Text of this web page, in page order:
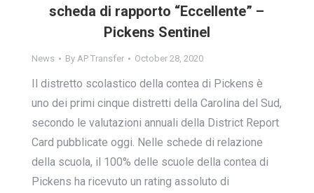
scheda di rapporto “Eccellente” –
Pickens Sentinel
News By AP Transfer October 28, 2020
Il distretto scolastico della contea di Pickens è
uno dei primi cinque distretti della Carolina del Sud,
secondo le valutazioni annuali della District Report
Card pubblicate oggi. Nelle schede di relazione
della scuola, il 100% delle scuole della contea di
Pickens ha ricevuto un rating assoluto di